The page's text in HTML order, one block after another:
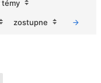
témy
zostupne